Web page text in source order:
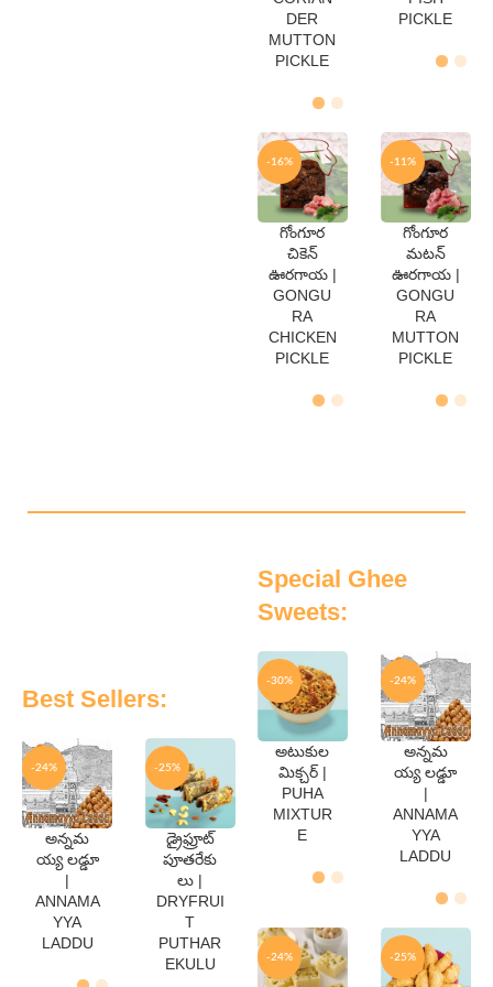
Gms
DER
MUTTON
PICKLE
Gms
PICKLE
-16%
QTY
Gms
500
Gms
గోంగూర
చికెన్
ఊరగాయ |
GONGU
RA
CHICKEN
PICKLE
-11%
QTY
Gms
500
Gms
గోంగూర
మటన్
ఊరగాయ |
GONGU
RA
MUTTON
PICKLE
Best Sellers:
-24%
QTY
250
Gms
500
Gms
అన్నమ
య్య లడ్డూ
|
ANNAMA
YYA
LADDU
-25%
QTY
Gms
500
Gms
డ్రైఫ్రూట్
పూతరేకు
లు |
DRYFRUI
T
PUTHAR
EKULU
Special Ghee
Sweets:
-30%
QTY
250
Gms
500
Gms
అటుకుల
మిక్చర్ |
PUHA
MIXTUR
E
-24%
QTY
250
Gms
500
Gms
అన్నమ
య్య లడ్డూ
|
ANNAMA
YYA
LADDU
-24% -25%